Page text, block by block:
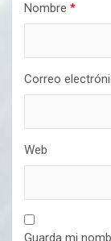
Nombre *
Correo
Web
Guarda mi